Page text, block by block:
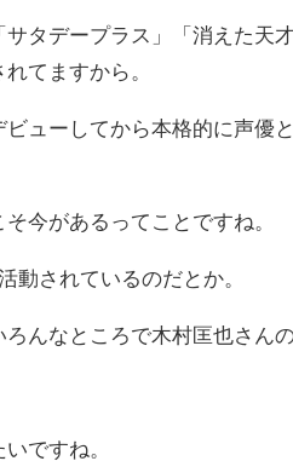
タデープラス」「消えた天
てますから。
ューしてから本格的に声優
今があるってことですね。
動されているのだとか。
んなところで木村匡也さん
ですね。